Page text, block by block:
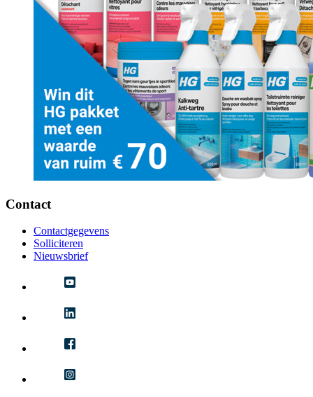
Contact
Contactgegevens
Solliciteren
Nieuwsbrief